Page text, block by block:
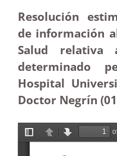
Resolución
de información
Salud relativa
determinado
Hospital
Doctor Negrín